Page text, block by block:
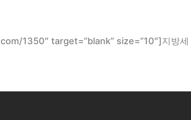
1350″ target=”blank” size=”10″]지방